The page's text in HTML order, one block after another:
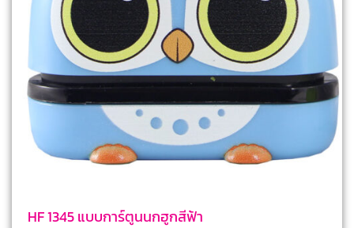
HF 1345 แบบการ์ตูนนกฮูกสีฟ้า